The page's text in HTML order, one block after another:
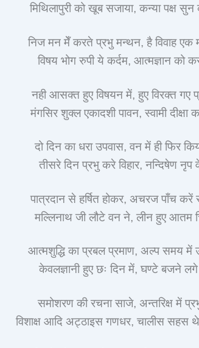
मिथिलापुरी को खूब सजाया, कन्या पक्ष सुन
निज मन मेँ करते प्रभु मन्थन, है विवाह एक
विषय भोग रुपी ये कर्दम, आत्मज्ञान को
नही आसक्त हुए विषयन में, हुए विरक्त गए
मंगसिर शुक्ल एकादशी पावन, स्वामी
दो दिन का धरा उपवास, वन में ही फिर
तीसरे दिन प्रभु करे विहार, नन्दिषेण
पात्रदान से हर्षित होकर, अचरज पाँच
मल्लिनाथ जी लौटे वन ने, लीन हुए आतम
आत्मशुद्धि का प्रबल प्रमाण, अल्प समय में
केवलज्ञानी हुए छः दिन में, घण्टे बजने लगे
समोशरण की रचना साजे, अन्तरिक्ष में
विशाक्ष आदि अट्ठाइस गणधर, चालीस सहस थे